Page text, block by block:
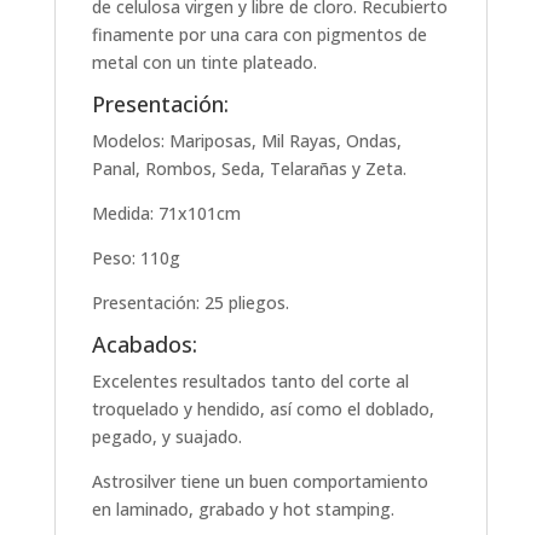
de celulosa virgen y libre de cloro. Recubierto
finamente por una cara con pigmentos de
metal con un tinte plateado.
Presentación:
Modelos: Mariposas, Mil Rayas, Ondas,
Panal, Rombos, Seda, Telarañas y Zeta.
Medida: 71x101cm
Peso: 110g
Presentación: 25 pliegos.
Acabados:
Excelentes resultados tanto del corte al
troquelado y hendido, así como el doblado,
pegado, y suajado.
Astrosilver tiene un buen comportamiento
en laminado, grabado y hot stamping.